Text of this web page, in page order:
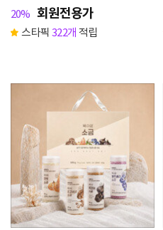
20% 회원전용가
스타픽 322개 적립